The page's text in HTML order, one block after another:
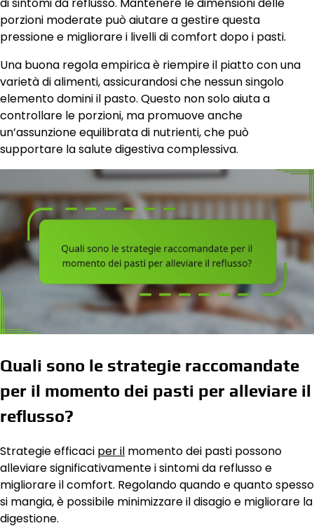
porzioni moderate può aiutare a gestire questa
pressione e migliorare i livelli di comfort dopo i pasti.
Una buona regola empirica è riempire il piatto con una
varietà di alimenti, assicurandosi che nessun singolo
elemento domini il pasto. Questo non solo aiuta a
controllare le porzioni, ma promuove anche
un’assunzione equilibrata di nutrienti, che può
supportare la salute digestiva complessiva.
Quali sono le strategie raccomandate
per il momento dei pasti per alleviare il
reflusso?
Strategie efficaci per il momento dei pasti possono
alleviare significativamente i sintomi da reflusso e
migliorare il comfort. Regolando quando e quanto spesso
si mangia, è possibile minimizzare il disagio e migliorare la
digestione.